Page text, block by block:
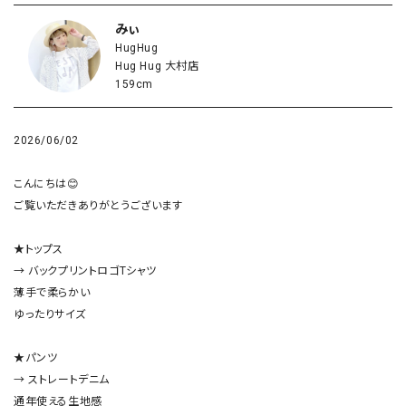
みぃ
HugHug
Hug Hug 大村店
159cm
2026/06/02
こんにちは😊
ご覧いただきありがとうございます
★トップス
→ バックプリントロゴTシャツ
薄手で柔らかい
ゆったりサイズ
★パンツ
→ ストレートデニム
通年使える生地感